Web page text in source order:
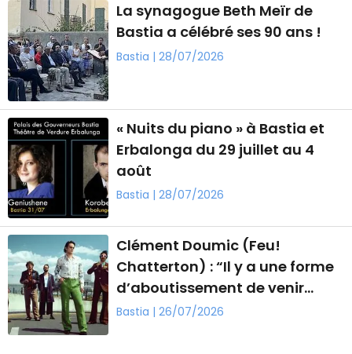
La synagogue Beth Meïr de
Bastia a célébré ses 90 ans !
Bastia | 28/07/2026
« Nuits du piano » à Bastia et
Erbalonga du 29 juillet au 4
août
Bastia | 28/07/2026
Clément Doumic (Feu!
Chatterton) : “Il y a une forme
d’aboutissement de venir
jouer à Patrimonio”
Bastia | 26/07/2026